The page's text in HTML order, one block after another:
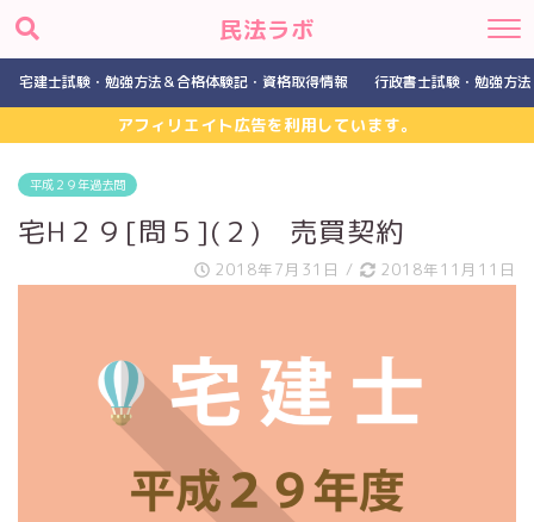
民法ラボ
宅建士試験・勉強方法＆合格体験記・資格取得情報 行政書士試験・勉強方
アフィリエイト広告を利用しています。
平成２９年過去問
宅H２９[問５](２) 売買契約
2018年7月31日 / 2018年11月11日